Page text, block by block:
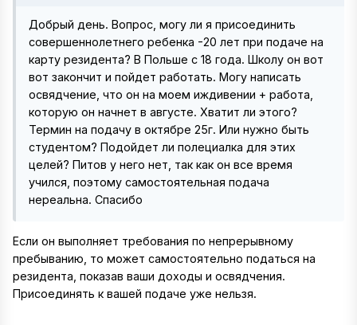
Добрый день. Вопрос, могу ли я присоединить
совершеннолетнего ребенка -20 лет при подаче на
карту резидента? В Польше с 18 года. Школу он вот
вот закончит и пойдет работать. Могу написать
освядчение, что он на моем иждивении + работа,
которую он начнет в августе. Хватит ли этого?
Термин на подачу в октябре 25г. Или нужно быть
студентом? Подойдет ли полециалка для этих
целей? Питов у него нет, так как он все время
учился, поэтому самостоятельная подача
нереальна. Спасибо
Если он выполняет требования по непрерывному
пребыванию, то может самостоятельно податься на
резидента, показав ваши доходы и освядчения.
Присоединять к вашей подаче уже нельзя.